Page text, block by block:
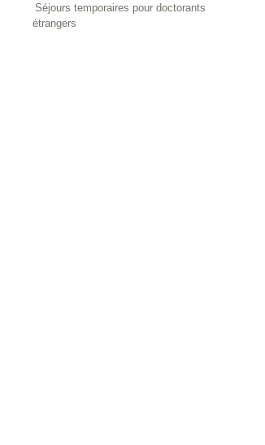
Séjours temporaires pour doctorants
étrangers